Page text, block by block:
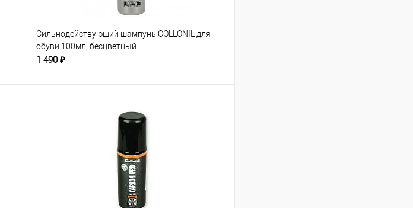
Сильнодействующий шампунь COLLONIL для
обуви 100мл, бесцветный
1 490 ₽